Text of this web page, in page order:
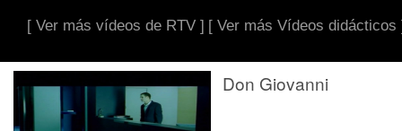
[ Ver más vídeos de RTV ] [ Ver más Vídeos didácticos
Don Giovanni